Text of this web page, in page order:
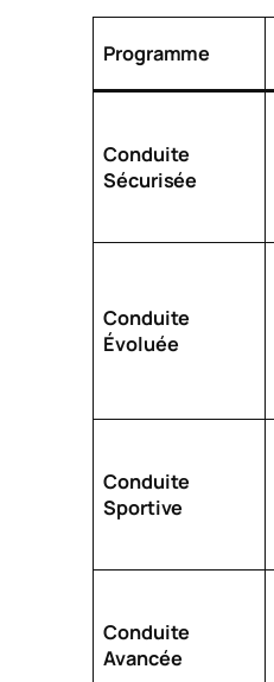
Programme
Conduite
Sécurisée
Conduite
Évoluée
Conduite
Sportive
Conduite
Avancée